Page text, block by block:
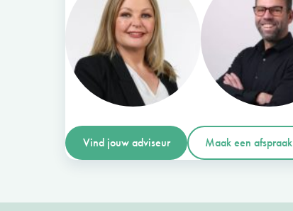
Vind jouw adviseur Maak een afspraak